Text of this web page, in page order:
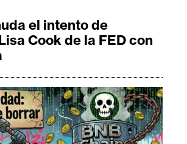
el intento de
Cook de la FED con